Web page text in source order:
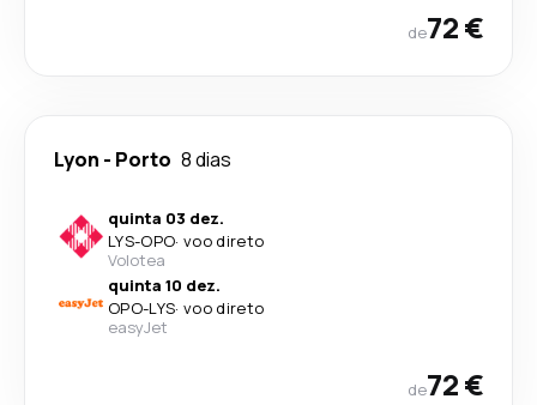
de72 €
Lyon - Porto 8 dias
quinta 03 dez.
LYS-OPO· voo direto
Volotea
quinta 10 dez.
OPO-LYS· voo direto
easyJet
de72 €